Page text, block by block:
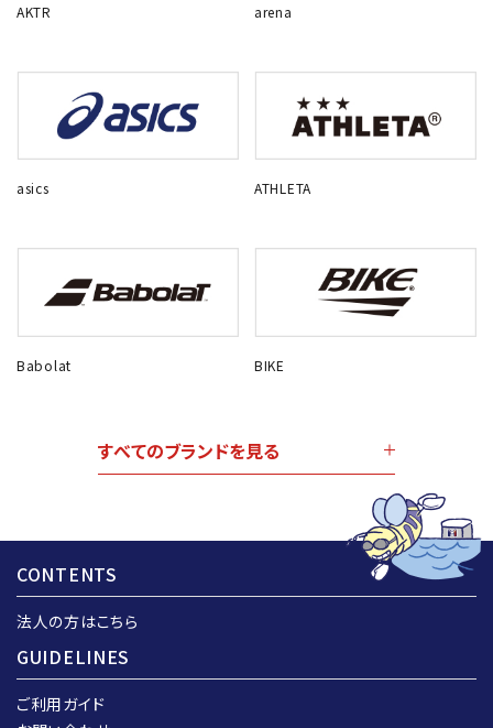
AKTR arena
asics ATHLETA
Babolat BIKE
すべてのブランドを見る
CONTENTS
法人の方はこちら
GUIDELINES
ご利用ガイド